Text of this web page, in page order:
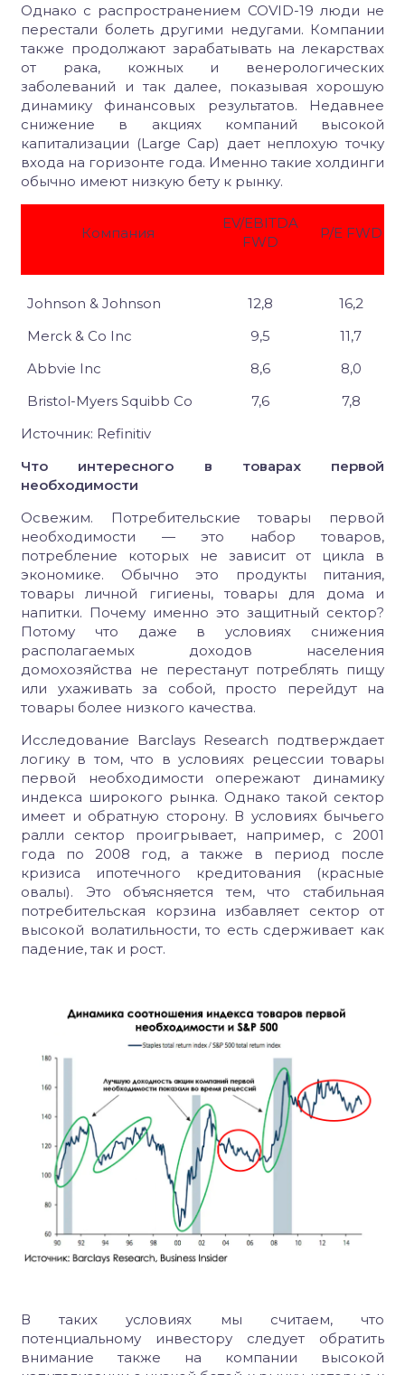
Однако с распространением COVID-19 люди не
перестали болеть другими недугами. Компании
также продолжают зарабатывать на лекарствах
от рака, кожных и венерологических
заболеваний и так далее, показывая хорошую
динамику финансовых результатов. Недавнее
снижение в акциях компаний высокой
капитализации (Large Cap) дает неплохую точку
входа на горизонте года. Именно такие холдинги
обычно имеют низкую бету к рынку.
Компания
EV/EBITDA
FWD
P/E FWD
Johnson & Johnson 12,8
16,2
Merck & Co Inc
9,5
11,7
Abbvie Inc
8,6
8,0
Bristol-Myers Squibb Co
7,6
7,8
Источник: Refinitiv
Что интересного в товарах первой
необходимости
Освежим. Потребительские товары первой
необходимости — это набор товаров,
потребление которых не зависит от цикла в
экономике. Обычно это продукты питания,
товары личной гигиены, товары для дома и
напитки. Почему именно это защитный сектор?
Потому что даже в условиях снижения
располагаемых доходов населения
домохозяйства не перестанут потреблять пищу
или ухаживать за собой, просто перейдут на
товары более низкого качества.
Исследование Barclays Research подтверждает
логику в том, что в условиях рецессии товары
первой необходимости опережают динамику
индекса широкого рынка. Однако такой сектор
имеет и обратную сторону. В условиях бычьего
ралли сектор проигрывает, например, с 2001
года по 2008 год, а также в период после
кризиса ипотечного кредитования (красные
овалы). Это объясняется тем, что стабильная
потребительская корзина избавляет сектор от
высокой волатильности, то есть сдерживает как
падение, так и рост.
В таких условиях мы считаем, что
потенциальному инвестору следует обратить
внимание также на компании высокой